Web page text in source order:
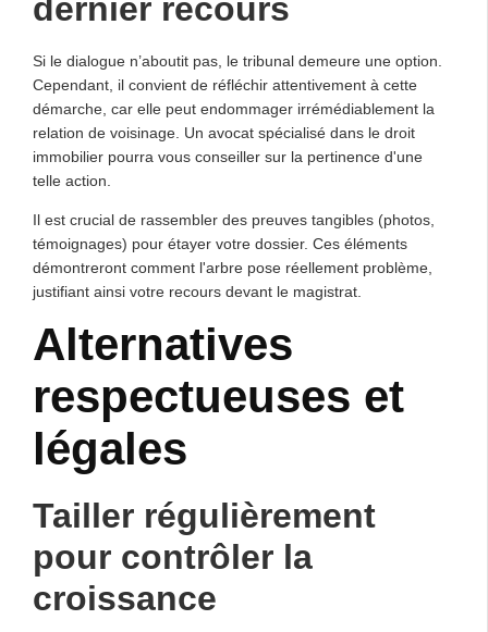
dernier recours
Si le dialogue n’aboutit pas, le tribunal demeure une option.
Cependant, il convient de réfléchir attentivement à cette
démarche, car elle peut endommager irrémédiablement la
relation de voisinage. Un avocat spécialisé dans le droit
immobilier pourra vous conseiller sur la pertinence d'une
telle action.
Il est crucial de rassembler des preuves tangibles (photos,
témoignages) pour étayer votre dossier. Ces éléments
démontreront comment l'arbre pose réellement problème,
justifiant ainsi votre recours devant le magistrat.
Alternatives
respectueuses et
légales
Tailler régulièrement
pour contrôler la
croissance